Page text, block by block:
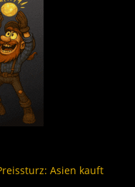
Asien kauft